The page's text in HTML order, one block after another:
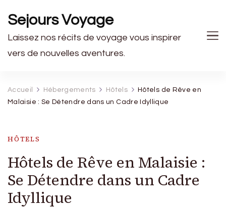
Sejours Voyage
Laissez nos récits de voyage vous inspirer
vers de nouvelles aventures.
Accueil Hébergements Hôtels
Hôtels de Rêve en
Malaisie : Se Détendre dans un Cadre Idyllique
HÔTELS
Hôtels de Rêve en Malaisie :
Se Détendre dans un Cadre
Idyllique